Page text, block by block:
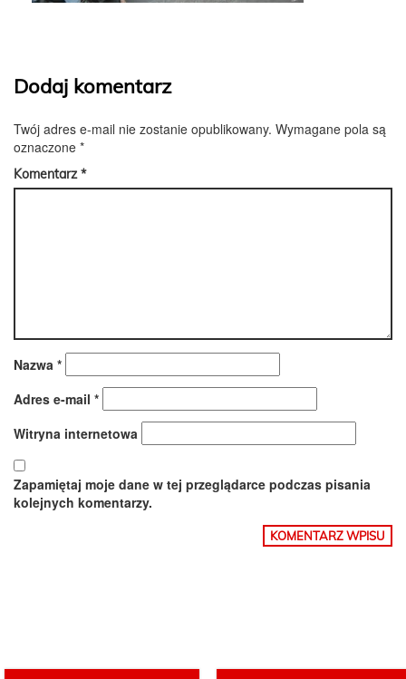
Dodaj komentarz
Twój adres e-mail nie zostanie opublikowany. Wymagane pola są
oznaczone *
Komentarz*
Nazwa *
Adres e-mail *
Witryna internetowa
Zapamiętaj moje dane w tej przeglądarce podczas pisania
kolejnych komentarzy.